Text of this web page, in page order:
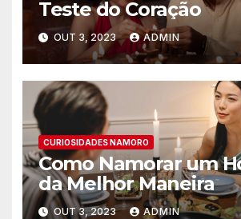
Teste do Coração
OUT 3, 2023 ADMIN
CURIOSIDADES NAMORO
Como Namorar um
da Melhor Maneira
OUT 3, 2023 ADMIN